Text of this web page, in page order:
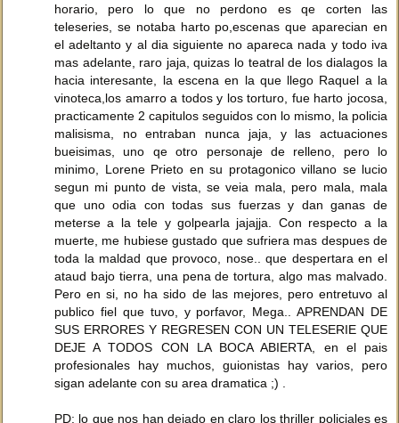
horario, pero lo que no perdono es qe corten las
teleseries, se notaba harto po,escenas que aparecian en
el adeltanto y al dia siguiente no apareca nada y todo iva
mas adelante, raro jaja, quizas lo teatral de los dialagos la
hacia interesante, la escena en la que llego Raquel a la
vinoteca,los amarro a todos y los torturo, fue harto jocosa,
practicamente 2 capitulos seguidos con lo mismo, la policia
malisisma, no entraban nunca jaja, y las actuaciones
bueisimas, uno qe otro personaje de relleno, pero lo
minimo, Lorene Prieto en su protagonico villano se lucio
segun mi punto de vista, se veia mala, pero mala, mala
que uno odia con todas sus fuerzas y dan ganas de
meterse a la tele y golpearla jajajja. Con respecto a la
muerte, me hubiese gustado que sufriera mas despues de
toda la maldad que provoco, nose.. que despertara en el
ataud bajo tierra, una pena de tortura, algo mas malvado.
Pero en si, no ha sido de las mejores, pero entretuvo al
publico fiel que tuvo, y porfavor, Mega.. APRENDAN DE
SUS ERRORES Y REGRESEN CON UN TELESERIE QUE
DEJE A TODOS CON LA BOCA ABIERTA, en el pais
profesionales hay muchos, guionistas hay varios, pero
sigan adelante con su area dramatica ;) .
PD: lo que nos han dejado en claro los thriller policiales es